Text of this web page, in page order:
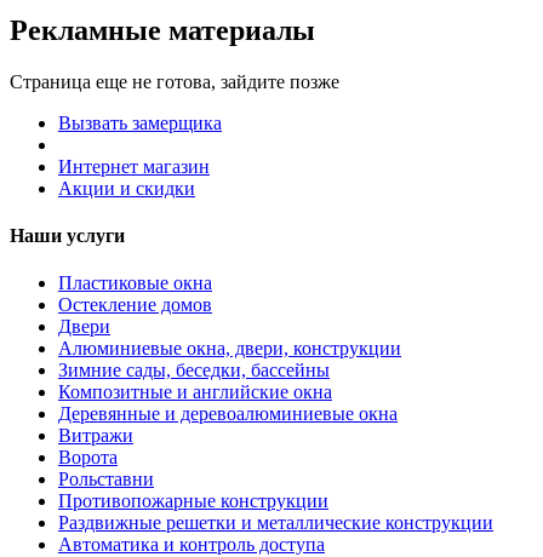
Рекламные материалы
Страница еще не готова, зайдите позже
Вызвать замерщика
Интернет магазин
Акции и скидки
Наши услуги
Пластиковые окна
Остекление домов
Двери
Алюминиевые окна, двери, конструкции
Зимние сады, беседки, бассейны
Композитные и английские окна
Деревянные и деревоалюминиевые окна
Витражи
Ворота
Рольставни
Противопожарные конструкции
Раздвижные решетки и металлические конструкции
Автоматика и контроль доступа